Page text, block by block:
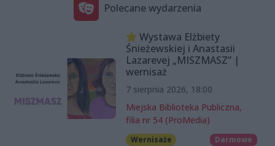
Polecane wydarzenia
Wystawa Elżbiety
Śnieżewskiej i Anastasii
Lazarevej „MISZMASZ” |
wernisaż
7 sierpnia 2026, 18:00
Miejska Biblioteka Publiczna,
filia nr 54 (ProMedia)
Wernisaże Darmowe